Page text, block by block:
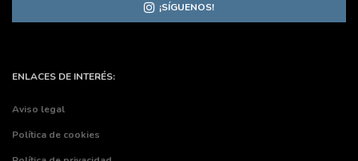
¡SÍGUENOS!
ENLACES DE INTERÉS:
Aviso legal
Política de cookies